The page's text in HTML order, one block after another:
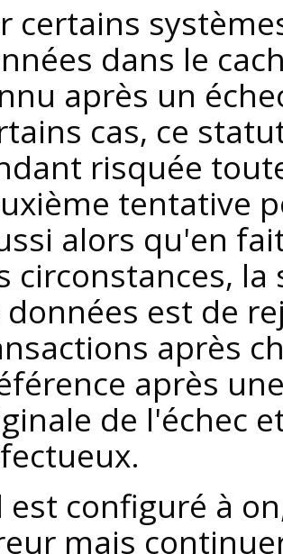
certains
dans le
après un
cas, ce
risquée
tentative
alors qu'en
circonstances,
données est de
après
après
de l'échec
est configuré à
mais